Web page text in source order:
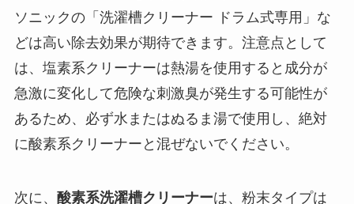
ソニックの「洗濯槽クリーナー ドラム式専用」な
どは高い除去効果が期待できます。注意点として
は、塩素系クリーナーは熱湯を使用すると成分が
急激に変化して危険な刺激臭が発生する可能性が
あるため、必ず水またはぬるま湯で使用し、絶対
に酸素系クリーナーと混ぜないでください。
次に、 酸素系洗濯槽クリーナーは、粉末タイプは